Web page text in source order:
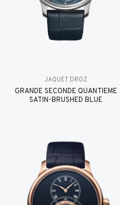
JAQUET DROZ
GRANDE SECONDE QUANTIÈME
SATIN-BRUSHED BLUE